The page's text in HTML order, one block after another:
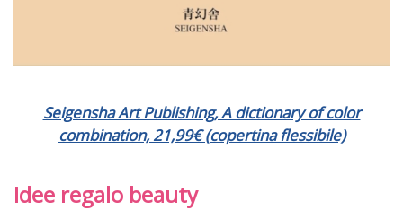
Seigensha Art Publishing, A dictionary of color
combination, 21,99€ (copertina flessibile)
Idee regalo beauty